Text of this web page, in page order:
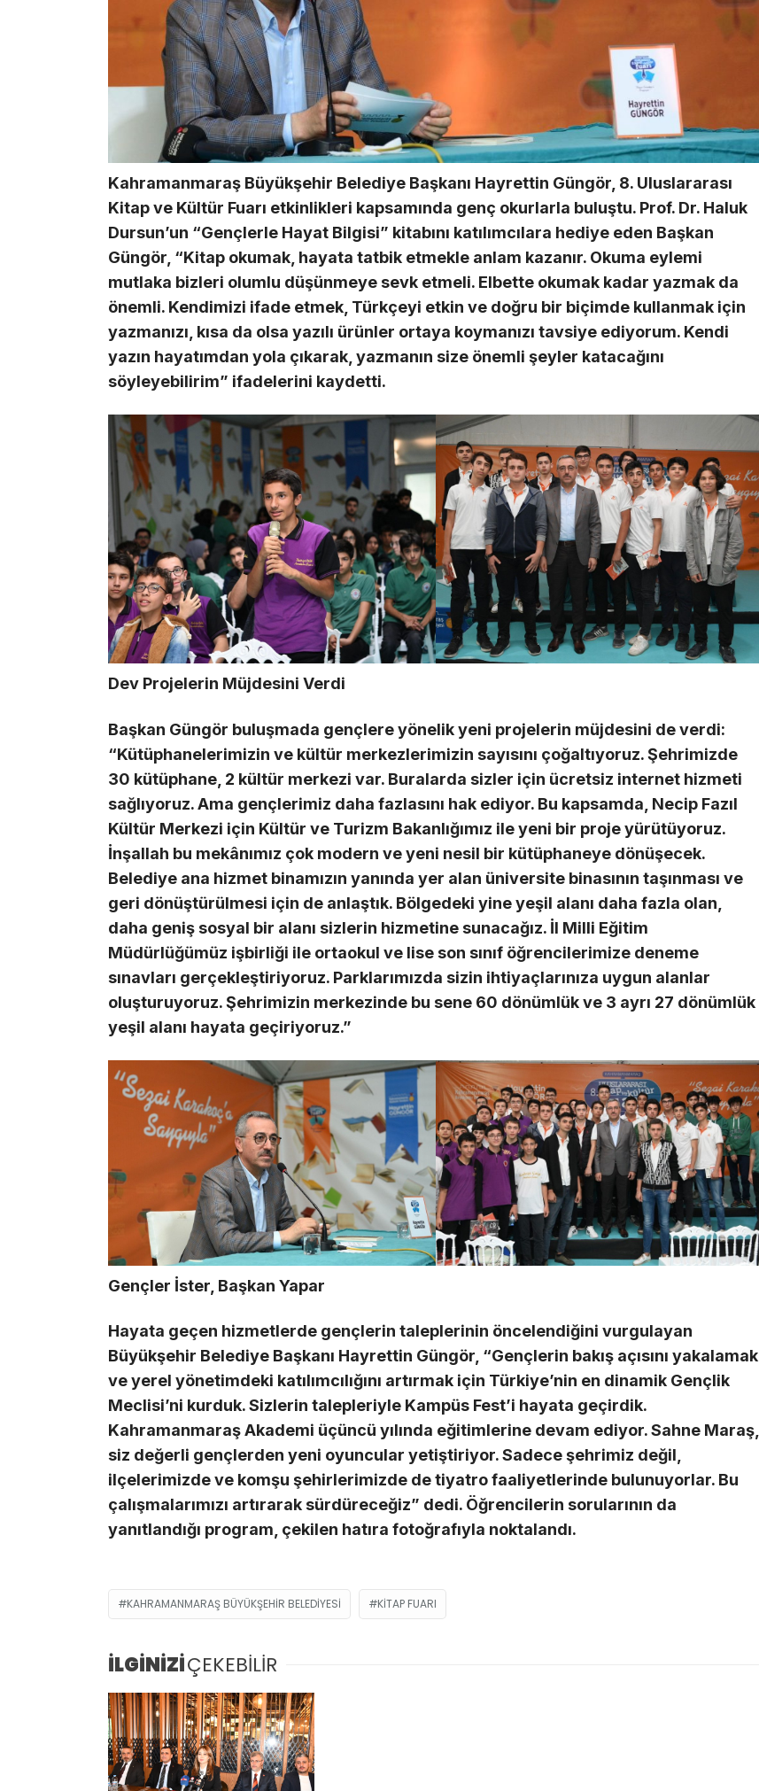
Kahramanmaraş Büyükşehir Belediye Başkanı Hayrettin Güngör, 8. Uluslararası
Kitap ve Kültür Fuarı etkinlikleri kapsamında genç okurlarla buluştu. Prof. Dr. Haluk
Dursun’un “Gençlerle Hayat Bilgisi” kitabını katılımcılara hediye eden Başkan
Güngör, “Kitap okumak, hayata tatbik etmekle anlam kazanır. Okuma eylemi
mutlaka bizleri olumlu düşünmeye sevk etmeli. Elbette okumak kadar yazmak da
önemli. Kendimizi ifade etmek, Türkçeyi etkin ve doğru bir biçimde kullanmak için
yazmanızı, kısa da olsa yazılı ürünler ortaya koymanızı tavsiye ediyorum. Kendi
yazın hayatımdan yola çıkarak, yazmanın size önemli şeyler katacağını
söyleyebilirim” ifadelerini kaydetti.
Dev Projelerin Müjdesini Verdi
Başkan Güngör buluşmada gençlere yönelik yeni projelerin müjdesini de verdi:
“Kütüphanelerimizin ve kültür merkezlerimizin sayısını çoğaltıyoruz. Şehrimizde
30 kütüphane, 2 kültür merkezi var. Buralarda sizler için ücretsiz internet hizmeti
sağlıyoruz. Ama gençlerimiz daha fazlasını hak ediyor. Bu kapsamda, Necip Fazıl
Kültür Merkezi için Kültür ve Turizm Bakanlığımız ile yeni bir proje yürütüyoruz.
İnşallah bu mekânımız çok modern ve yeni nesil bir kütüphaneye dönüşecek.
Belediye ana hizmet binamızın yanında yer alan üniversite binasının taşınması ve
geri dönüştürülmesi için de anlaştık. Bölgedeki yine yeşil alanı daha fazla olan,
daha geniş sosyal bir alanı sizlerin hizmetine sunacağız. İl Milli Eğitim
Müdürlüğümüz işbirliği ile ortaokul ve lise son sınıf öğrencilerimize deneme
sınavları gerçekleştiriyoruz. Parklarımızda sizin ihtiyaçlarınıza uygun alanlar
oluşturuyoruz. Şehrimizin merkezinde bu sene 60 dönümlük ve 3 ayrı 27 dönümlük
yeşil alanı hayata geçiriyoruz.”
Gençler İster, Başkan Yapar
Hayata geçen hizmetlerde gençlerin taleplerinin öncelendiğini vurgulayan
Büyükşehir Belediye Başkanı Hayrettin Güngör, “Gençlerin bakış açısını yakalamak
ve yerel yönetimdeki katılımcılığını artırmak için Türkiye’nin en dinamik Gençlik
Meclisi’ni kurduk. Sizlerin talepleriyle Kampüs Fest’i hayata geçirdik.
Kahramanmaraş Akademi üçüncü yılında eğitimlerine devam ediyor. Sahne Maraş,
siz değerli gençlerden yeni oyuncular yetiştiriyor. Sadece şehrimiz değil,
ilçelerimizde ve komşu şehirlerimizde de tiyatro faaliyetlerinde bulunuyorlar. Bu
çalışmalarımızı artırarak sürdüreceğiz” dedi. Öğrencilerin sorularının da
yanıtlandığı program, çekilen hatıra fotoğrafıyla noktalandı.
KAHRAMANMARAŞ BÜYÜKŞEHIR BELEDIYESI KITAP FUARI
İLGİNİZİÇEKEBİLİR